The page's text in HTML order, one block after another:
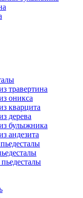
травертина
оникса
кварцита
дерева
булыжника
андезита